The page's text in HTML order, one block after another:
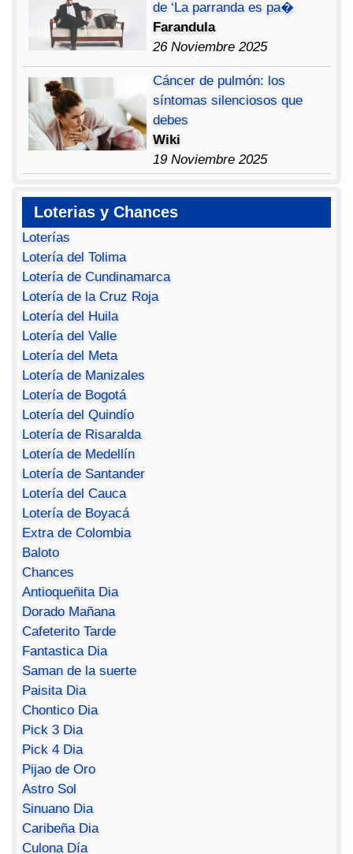
de ‘La parranda es pa�
Farandula
26 Noviembre 2025
Cáncer de pulmón: los
síntomas silenciosos que
debes
Wiki
19 Noviembre 2025
Loterias y Chances
Loterías
Lotería del Tolima
Lotería de Cundinamarca
Lotería de la Cruz Roja
Lotería del Huila
Lotería del Valle
Lotería del Meta
Lotería de Manizales
Lotería de Bogotá
Lotería del Quindío
Lotería de Risaralda
Lotería de Medellín
Lotería de Santander
Lotería del Cauca
Lotería de Boyacá
Extra de Colombia
Baloto
Chances
Antioqueñita Dia
Dorado Mañana
Cafeterito Tarde
Fantastica Dia
Saman de la suerte
Paisita Dia
Chontico Dia
Pick 3 Dia
Pick 4 Dia
Pijao de Oro
Astro Sol
Sinuano Dia
Caribeña Dia
Culona Día